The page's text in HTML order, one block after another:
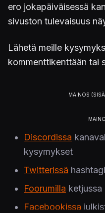
ero jokapäiväisessä
sivuston tulevaisuus
Lähetä meille
kommenttikenttään tai
Discordissa
kysymykset
Twitterissä
Foorumilla ketjussa
Facebookissa